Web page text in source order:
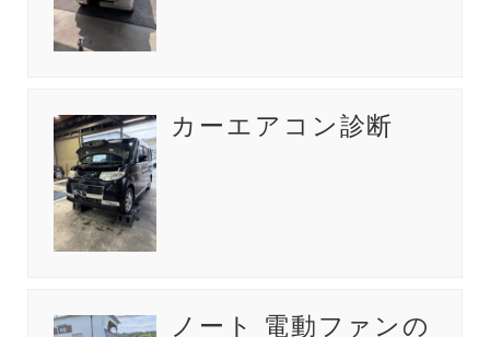
カーエアコン診断
ノート 電動ファンの